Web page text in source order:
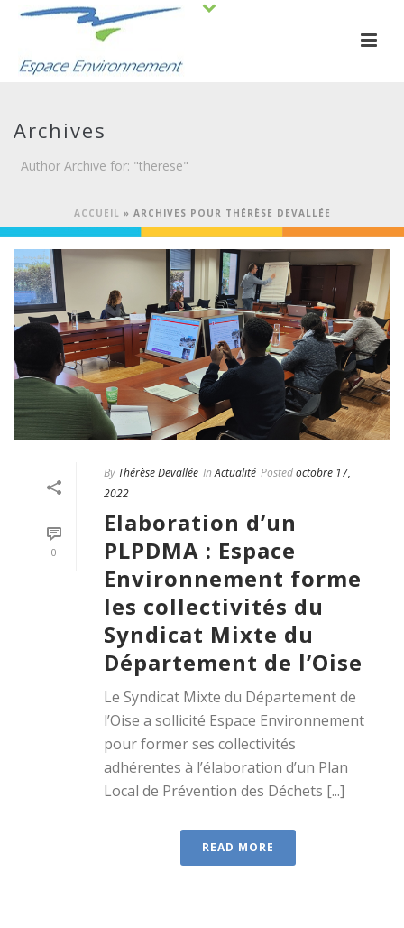
Archives
Author Archive for: "therese"
ACCUEIL » ARCHIVES POUR THÉRÈSE DEVALLÉE
0
By Thérèse Devallée In Actualité Postedoctobre 17,
2022
Elaboration d’un
PLPDMA : Espace
Environnement forme
les collectivités du
Syndicat Mixte du
Département de l’Oise
Le Syndicat Mixte du Département de
l’Oise a sollicité Espace Environnement
pour former ses collectivités
adhérentes à l’élaboration d’un Plan
Local de Prévention des Déchets [...]
READ MORE